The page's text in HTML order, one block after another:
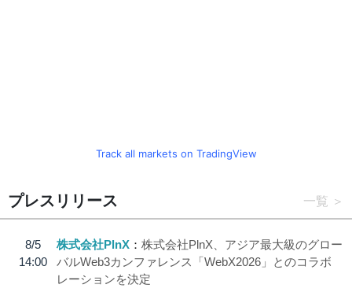
Track all markets on TradingView
プレスリリース 一覧
8/5
14:00
株式会社PlnX
株式会社PlnX、アジア最大級のグロー
バルWeb3カンファレンス「WebX2026」とのコラボ
レーションを決定